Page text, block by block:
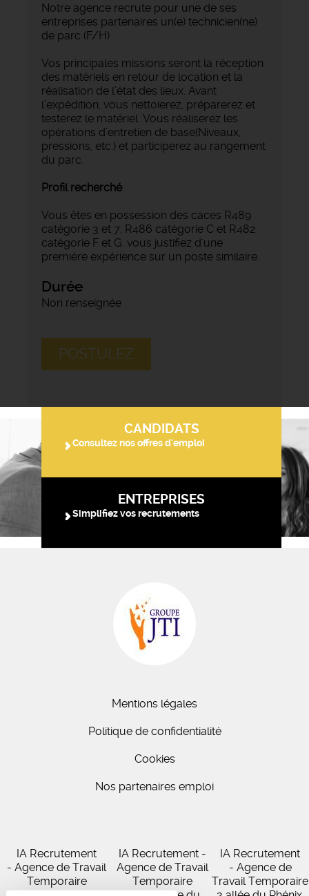
Notre agence recrute pour une de ses
entreprises partenaires un(e) technicien(ne)
de parc (F/H)
Vos principales missions seront la réception
des matériels en retour de location et la
réalisation de l’état des lieux. Avant
l’expédition, vous nettoierez, préparerez et
testerez le matériel. Vous réaliserez les
opérations d’entretien de base(Niveaux,
pressions, etc.) et participerez au rangement
du parc.
Profil recherché
Vous êtes en possession des caces R489
catégorie 3 et 7, R486 catégorie C et R482
catégorie F et G. vous justifiez d'une
première expérience sur un poste similaire.
Durée
Non renseignée
POSTULEZ
CANDIDATS
Consultez nos offres d'emploi
ENTREPRISES
Simplifiez vos recrutements
Mentions légales
Politique de confidentialité
Cookies
Nos partenaires emploi
IA Recrutement
- Agence de Travail
Temporaire
IA Recrutement -
Agence de Travail
Temporaire
IA Recrutement
- Agence de
Travail Temporaire